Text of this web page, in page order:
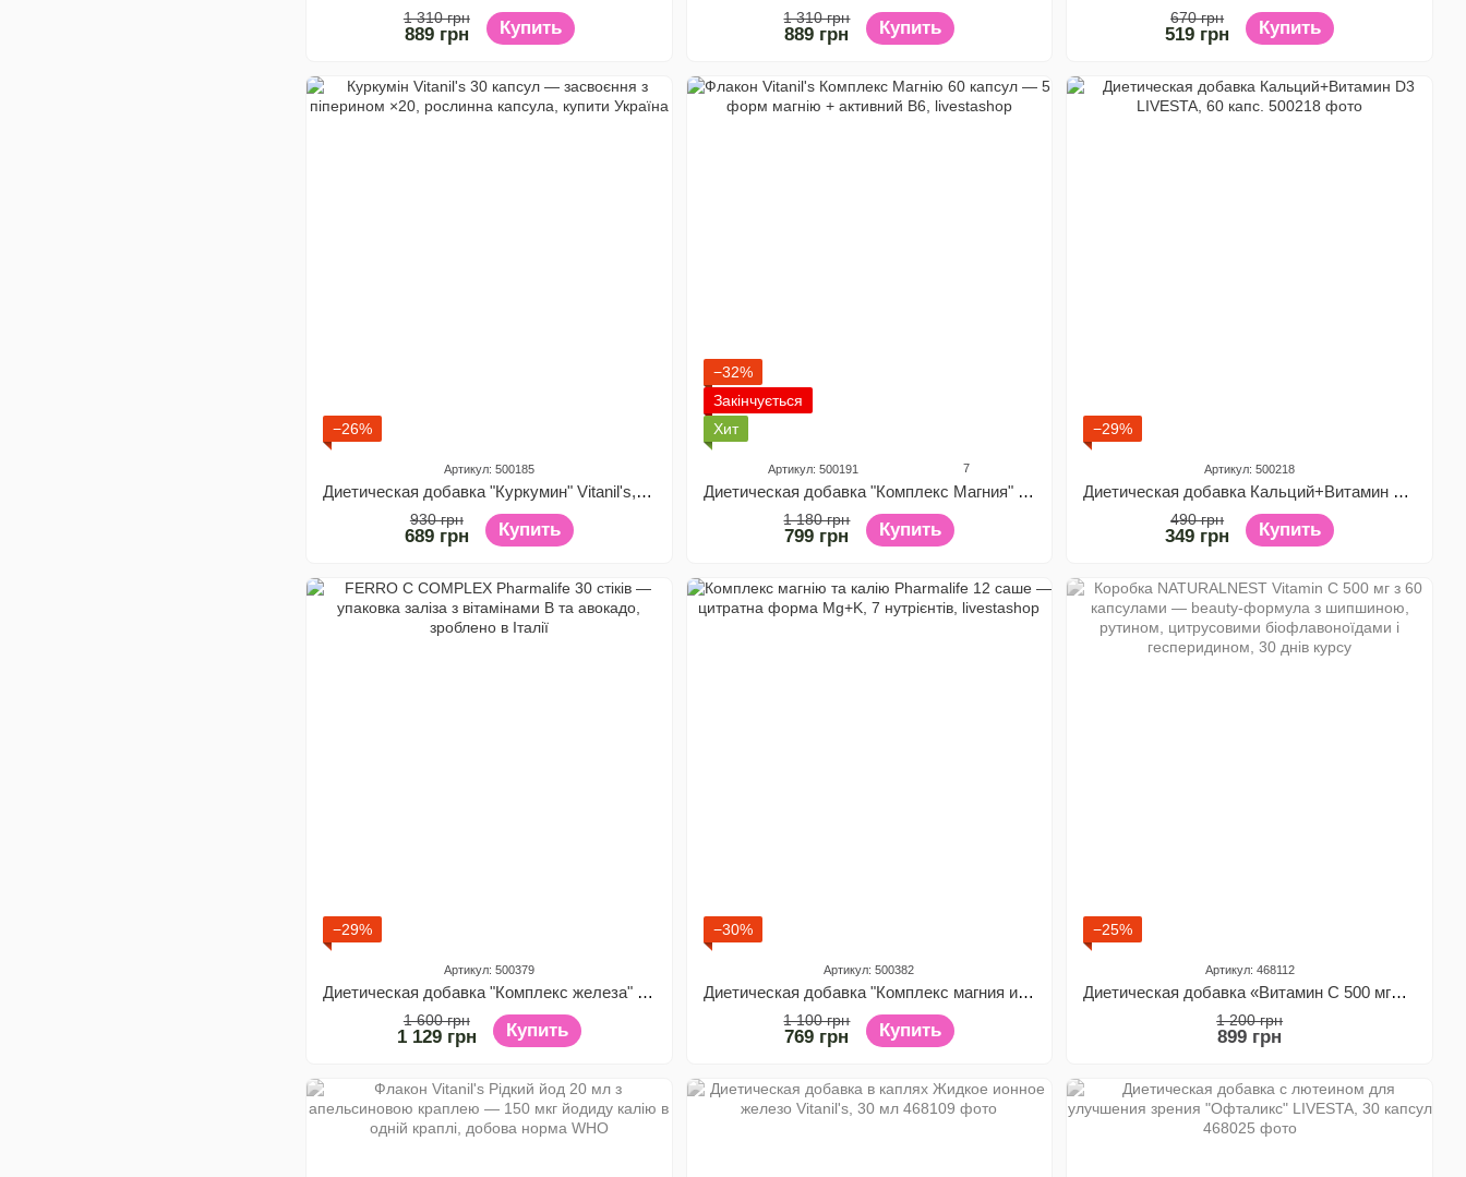
1 310 грн
889 грн Купить 1 310 грн
889 грн Купить 670 грн
519 грн Купить
−26%
Артикул: 500185
Диетическая добавка "Куркумин" Vitanil's, 30 капсул
930 грн
689 грн Купить
−32%
Закінчується
Хит
Артикул: 500191 7
Диетическая добавка "Комплекс Магния" Vitanil's, 60 капсул
1 180 грн
799 грн Купить
−29%
Артикул: 500218
Диетическая добавка Кальций+Витамин D3 LIVESTA, 60 капс.
490 грн
349 грн Купить
−29%
Артикул: 500379
Диетическая добавка "Комплекс железа" Pharmalife, 30 стиков по 4 г
1 600 грн
1 129 грн Купить
−30%
Артикул: 500382
Диетическая добавка "Комплекс магния и калия" Pharmalife, 12 саше по 5 г
1 100 грн
769 грн Купить
−25%
Артикул: 468112
Диетическая добавка «Витамин С 500 мг» NATURALNEST, 60 растительных капсул
1 200 грн
899 грн